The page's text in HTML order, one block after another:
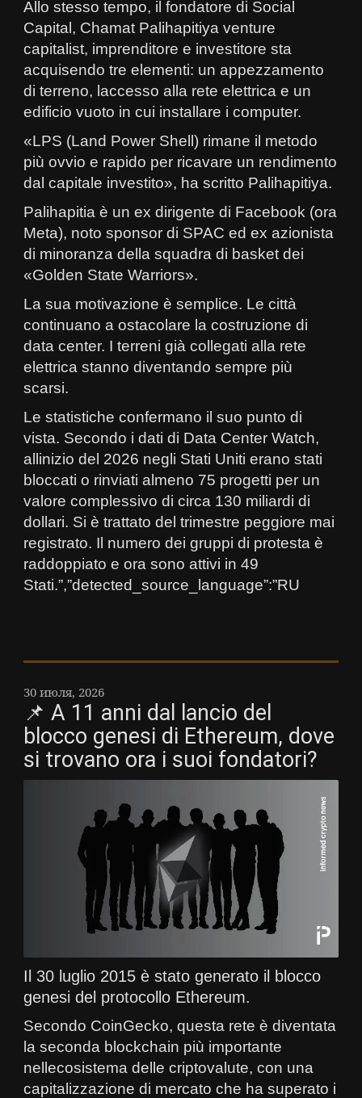
Allo stesso tempo, il fondatore di Social
Capital, Chamat Palihapitiya venture
capitalist, imprenditore e investitore sta
acquisendo tre elementi: un appezzamento
di terreno, laccesso alla rete elettrica e un
edificio vuoto in cui installare i computer.
«LPS (Land Power Shell) rimane il metodo
più ovvio e rapido per ricavare un rendimento
dal capitale investito», ha scritto Palihapitiya.
Palihapitia è un ex dirigente di Facebook (ora
Meta), noto sponsor di SPAC ed ex azionista
di minoranza della squadra di basket dei
«Golden State Warriors».
La sua motivazione è semplice. Le città
continuano a ostacolare la costruzione di
data center. I terreni già collegati alla rete
elettrica stanno diventando sempre più
scarsi.
Le statistiche confermano il suo punto di
vista. Secondo i dati di Data Center Watch,
allinizio del 2026 negli Stati Uniti erano stati
bloccati o rinviati almeno 75 progetti per un
valore complessivo di circa 130 miliardi di
dollari. Si è trattato del trimestre peggiore mai
registrato. Il numero dei gruppi di protesta è
raddoppiato e ora sono attivi in 49
Stati.”,”detected_source_language”:”RU
30 июля, 2026
📌 A 11 anni dal lancio del
blocco genesi di Ethereum, dove
si trovano ora i suoi fondatori?
Il 30 luglio 2015 è stato generato il blocco
genesi del protocollo Ethereum.
Secondo CoinGecko, questa rete è diventata
la seconda blockchain più importante
nellecosistema delle criptovalute, con una
capitalizzazione di mercato che ha superato i